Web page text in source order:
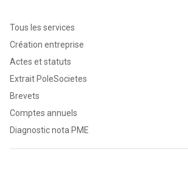
Tous les services
Création entreprise
Actes et statuts
Extrait PoleSocietes
Brevets
Comptes annuels
Diagnostic nota PME